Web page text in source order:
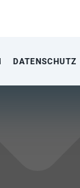
DATENSCHUTZ